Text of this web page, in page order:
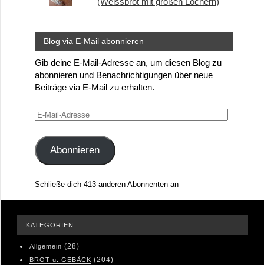
Blog via E-Mail abonnieren
Gib deine E-Mail-Adresse an, um diesen Blog zu
abonnieren und Benachrichtigungen über neue
Beiträge via E-Mail zu erhalten.
E-
Adresse
Abonnieren
Schließe dich 413 anderen Abonnenten an
KATEGORIEN
Allgemein (28)
BROT u. GEBÄCK (204)